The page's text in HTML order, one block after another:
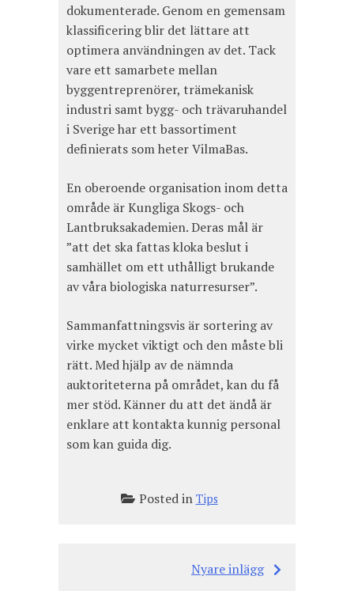
dokumenterade. Genom en gemensam
klassificering blir det lättare att
optimera användningen av det. Tack
vare ett samarbete mellan
byggentreprenörer, trämekanisk
industri samt bygg- och trävaruhandel
i Sverige har ett bassortiment
definierats som heter VilmaBas.
En oberoende organisation inom detta
område är Kungliga Skogs- och
Lantbruksakademien. Deras mål är
”att det ska fattas kloka beslut i
samhället om ett uthålligt brukande
av våra biologiska naturresurser”.
Sammanfattningsvis är sortering av
virke mycket viktigt och den måste bli
rätt. Med hjälp av de nämnda
auktoriteterna på området, kan du få
mer stöd. Känner du att det ändå är
enklare att kontakta kunnig personal
som kan guida dig.
Posted in Tips
Inläggsnavigering
Nyare inlägg